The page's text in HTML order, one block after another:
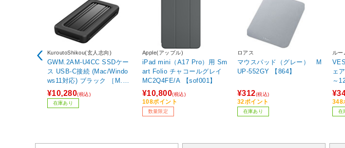
KuroutoShikou(玄人志向)
GWM.2AM-U4CC SSDケー
ス USB-C接続 (Mac/Windo
ws11対応) ブラック ［M.2
対応 /NVMe /1台］
¥10,280(税込)
在庫あり
Apple(アップル)
iPad mini（A17 Pro）用 Sm
art Folio チャコールグレイ
MC2Q4FE/A 【sof001】
¥10,800(税込)
108ポイント
数量限定
ロアス
マウスパッド（グレー） M
UP-552GY 【864】
¥312(税込)
32ポイント
在庫あり
ルー
ェ
～
シ
グ
348
在